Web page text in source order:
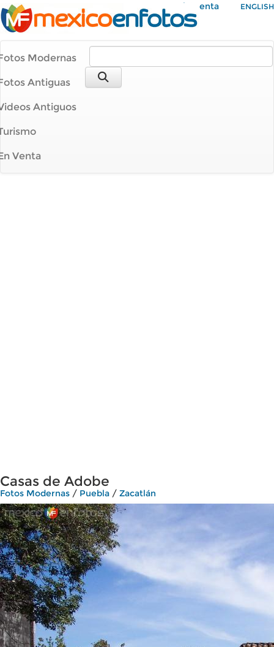
Mi Cuenta ENGLISH
Modernas
Antiguas
Antiguos
Venta
Casas de Adobe
Fotos Modernas / Puebla / Zacatlán